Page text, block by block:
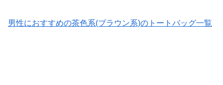
男性におすすめの茶色系(ブラウン系)のトートバッグ一覧